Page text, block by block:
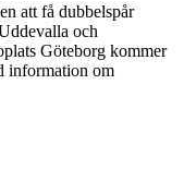
att få dubbelspår
och
Göteborg kommer
information om